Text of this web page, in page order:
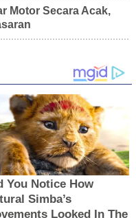
Motor Secara Acak,